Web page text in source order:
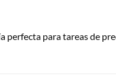
perfecta para tareas de